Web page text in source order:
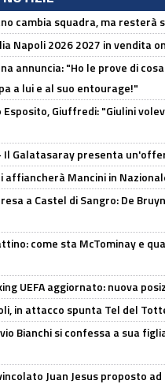
cambia squadra, ma resterà
Napoli 2026 2027 in vendita
annuncia: "Ho le prove di
a lui e al suo entourage!"
Esposito, Giuffredi: "Giulini
Il Galatasaray presenta
affiancherà Mancini in
a Castel di Sangro: De
come sta McTominay e
UEFA aggiornato: nuova
in attacco spunta Tel del
Bianchi si confessa a sua
Juan Jesus proposto ad